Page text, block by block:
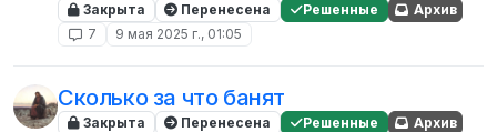
Закрыта Перенесена Решенные
Архив
7
9 мая 2025 г., 01:05
Сколько за что банят
Закрыта Перенесена Решенные
Архив